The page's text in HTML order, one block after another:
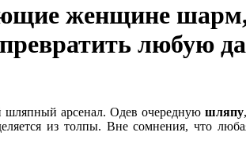
женщине
любую
арсенал. Одев очередную шляпу
из толпы. Вне сомнения, что